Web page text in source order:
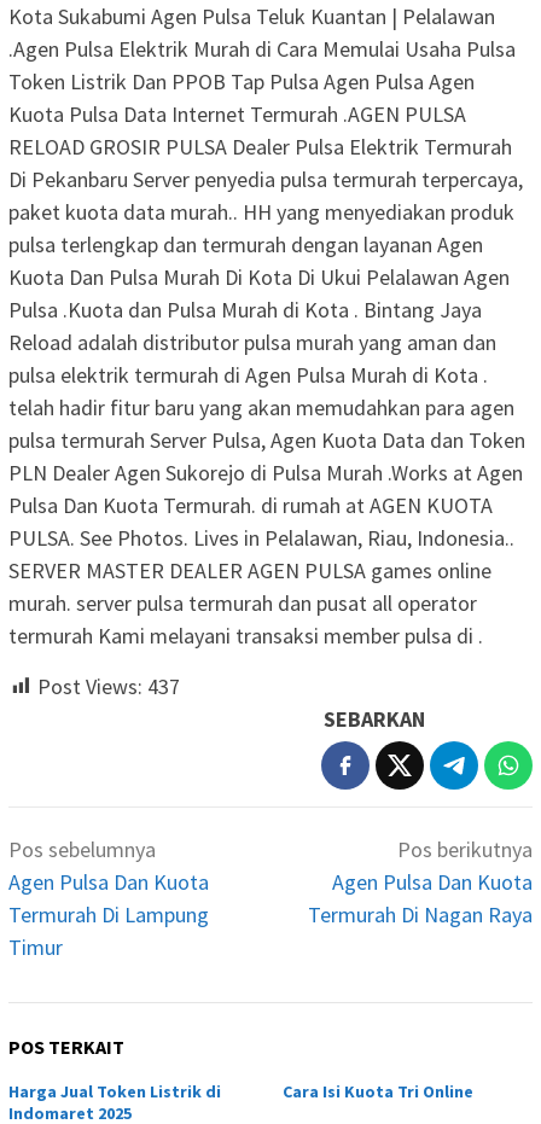
Kota Sukabumi Agen Pulsa Teluk Kuantan | Pelalawan
.Agen Pulsa Elektrik Murah di Cara Memulai Usaha Pulsa
Token Listrik Dan PPOB Tap Pulsa Agen Pulsa Agen
Kuota Pulsa Data Internet Termurah .AGEN PULSA
RELOAD GROSIR PULSA Dealer Pulsa Elektrik Termurah
Di Pekanbaru Server penyedia pulsa termurah terpercaya,
paket kuota data murah.. HH yang menyediakan produk
pulsa terlengkap dan termurah dengan layanan Agen
Kuota Dan Pulsa Murah Di Kota Di Ukui Pelalawan Agen
Pulsa .Kuota dan Pulsa Murah di Kota . Bintang Jaya
Reload adalah distributor pulsa murah yang aman dan
pulsa elektrik termurah di Agen Pulsa Murah di Kota .
telah hadir fitur baru yang akan memudahkan para agen
pulsa termurah Server Pulsa, Agen Kuota Data dan Token
PLN Dealer Agen Sukorejo di Pulsa Murah .Works at Agen
Pulsa Dan Kuota Termurah. di rumah at AGEN KUOTA
PULSA. See Photos. Lives in Pelalawan, Riau, Indonesia..
SERVER MASTER DEALER AGEN PULSA games online
murah. server pulsa termurah dan pusat all operator
termurah Kami melayani transaksi member pulsa di .
Post Views: 437
SEBARKAN
Navigasi
pos
Pos sebelumnya
Agen Pulsa Dan Kuota
Termurah Di Lampung
Timur
Pos berikutnya
Agen Pulsa Dan Kuota
Termurah Di Nagan Raya
POS TERKAIT
Harga Jual Token Listrik di
Indomaret 2025
Cara Isi Kuota Tri Online